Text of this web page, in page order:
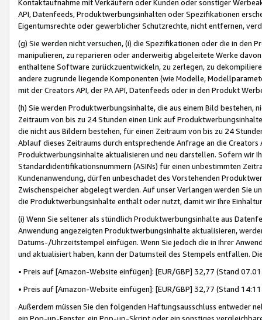
Kontaktaufnahme mit Verkäufern oder Kunden oder sonstiger
API, Datenfeeds, Produktwerbungsinhalten oder Spezifikationen
Eigentumsrechte oder gewerblicher Schutzrechte, nicht entfernen,
(g) Sie werden nicht versuchen, (i) die Spezifikationen oder die in
manipulieren, zu reparieren oder anderweitig abgeleitete Werke
enthaltene Software zurückzuentwickeln, zu zerlegen, zu
andere zugrunde liegende Komponenten (wie Modelle,
mit der Creators API, der PA API, Datenfeeds oder in den Produkt
(h) Sie werden Produktwerbungsinhalte, die aus einem Bild bestehen,
Zeitraum von bis zu 24 Stunden einen Link auf
die nicht aus Bildern bestehen, für einen Zeitraum von bis zu 24
Ablauf dieses Zeitraums durch entsprechende Anfrage an die
Produktwerbungsinhalte aktualisieren und neu darstellen. Sofern wir
Standardidentifikationsnummern (ASINs) für einen unbestimmten
Kundenanwendung, dürfen unbeschadet des Vorstehenden
Zwischenspeicher abgelegt werden. Auf unser Verlangen werden Sie
die Produktwerbungsinhalte enthält oder nutzt, damit wir Ihre
(i) Wenn Sie seltener als stündlich Produktwerbungsinhalte aus
Anwendung angezeigten Produktwerbungsinhalte aktualisieren,
Datums-/Uhrzeitstempel einfügen. Wenn Sie jedoch die in Ihrer
und aktualisiert haben, kann der Datumsteil des Stempels entfallen.
• Preis auf [Amazon-Website einfügen]: [EUR/GBP] 32,77 (Stand
• Preis auf [Amazon-Website einfügen]: [EUR/GBP] 32,77 (Stand
Außerdem müssen Sie den folgenden Haftungsausschluss entweder
ein Pop-up-Fenster, ein Pop-up-Skript oder ein sonstiges